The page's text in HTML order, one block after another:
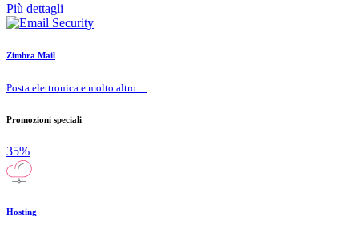
Più dettagli
Zimbra Mail
Posta elettronica e molto altro…
Promozioni speciali
35%
Hosting